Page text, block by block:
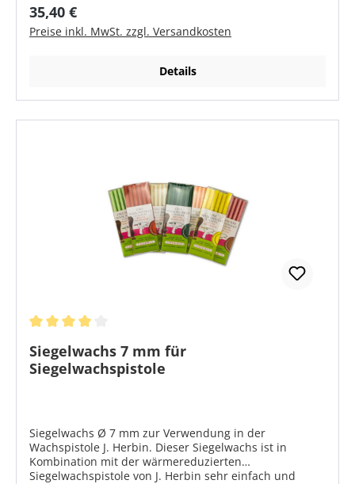
ist nicht farbverbindlich.
Regulärer Preis:
35,40 €
Preise inkl. MwSt. zzgl. Versandkosten
Details
Siegelwachs 7 mm für
Siegelwachspistole
Siegelwachs Ø 7 mm zur Verwendung in der
Wachspistole J. Herbin. Dieser Siegelwachs ist in
Kombination mit der wärmereduzierten
Siegelwachspistole von J. Herbin sehr einfach und